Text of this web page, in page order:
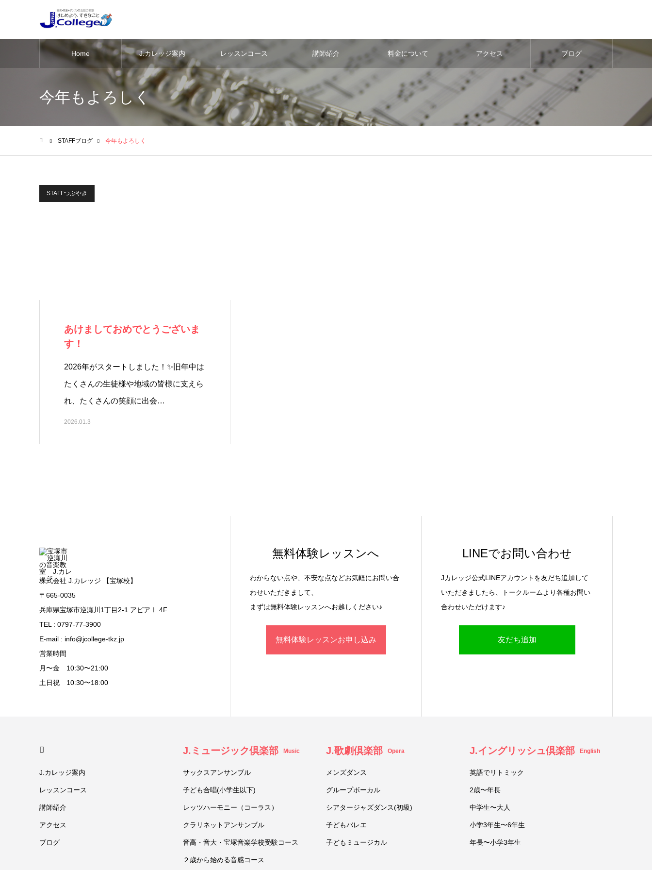
Home J.カレッジ案内 レッスンコース 講師紹介 料金について アクセス ブログ
今年もよろしく
STAFFブログ 今年もよろしく
STAFFつぶやき
あけましておめでとうございま
す！
2026年がスタートしました！✨旧年中は
たくさんの生徒様や地域の皆様に支えら
れ、たくさんの笑顔に出会…
2026.01.3
株式会社 J.カレッジ 【宝塚校】
〒665-0035
兵庫県宝塚市逆瀬川1丁目2-1 アピアⅠ 4F
TEL : 0797-77-3900
E-mail : info@jcollege-tkz.jp
営業時間
月〜金 10:30〜21:00
土日祝 10:30〜18:00
無料体験レッスンへ
わからない点や、不安な点などお気軽にお問い合
わせいただきまして、
まずは無料体験レッスンへお越しください♪
無料体験レッスンお申し込み
LINEでお問い合わせ
Jカレッジ公式LINEアカウントを友だち追加して
いただきましたら、トークルームより各種お問い
合わせいただけます♪
友だち追加
J.カレッジ案内
レッスンコース
講師紹介
アクセス
ブログ
J.ミュージック倶楽部 Music
サックスアンサンブル
子ども合唱(小学生以下)
レッツハーモニー（コーラス）
クラリネットアンサンブル
音高・音大・宝塚音楽学校受験コース
２歳から始める音感コース
J.歌劇倶楽部 Opera
メンズダンス
グループボーカル
シアタージャズダンス(初級)
子どもバレエ
子どもミュージカル
J.イングリッシュ倶楽部 English
英語でリトミック
2歳〜年長
中学生〜大人
小学3年生〜6年生
年長〜小学3年生